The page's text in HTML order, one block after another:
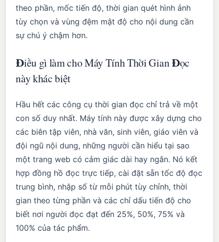
theo phần, mốc tiến độ, thời gian quét hình ảnh
tùy chọn và vùng đệm mật độ cho nội dung cần
sự chú ý chậm hơn.
Điều gì làm cho Máy Tính Thời Gian Đọc
này khác biệt
Hầu hết các công cụ thời gian đọc chỉ trả về một
con số duy nhất. Máy tính này được xây dựng cho
các biên tập viên, nhà văn, sinh viên, giáo viên và
đội ngũ nội dung, những người cần hiểu tại sao
một trang web có cảm giác dài hay ngắn. Nó kết
hợp đồng hồ đọc trực tiếp, cài đặt sẵn tốc độ đọc
trung bình, nhập số từ mỗi phút tùy chỉnh, thời
gian theo từng phần và các chỉ dấu tiến độ cho
biết nơi người đọc đạt đến 25%, 50%, 75% và
100% của tác phẩm.